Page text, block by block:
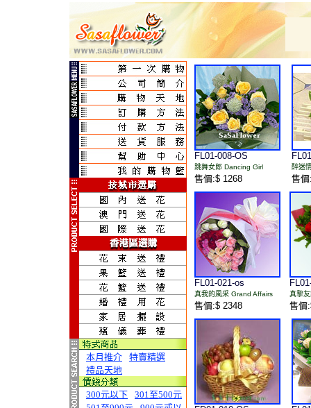
本月推介
特賣精選
禮品天地
300元以下
301至500元
FL01-008-OS
跳舞女郎 Dancing Girl
售價:$ 1268
醉迷
售
FL01-021-os
真我的風采 Grand Affairs
售價:$ 2348
真摯
售價